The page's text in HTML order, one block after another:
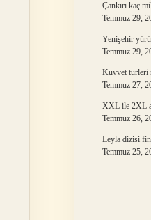
Çankırı kaç
Temmuz 29,
Yenişehir
Temmuz 29,
Kuvvet turleri
Temmuz 27,
XXL ile 2XL
Temmuz 26,
Leyla dizisi
Temmuz 25,